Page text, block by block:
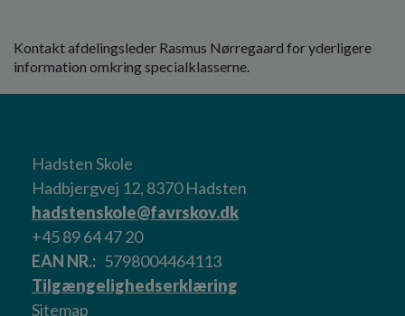
Kontakt afdelingsleder Rasmus Nørregaard for yderligere
information omkring specialklasserne.
Hadsten Skole
Hadbjergvej 12, 8370 Hadsten
hadstenskole@favrskov.dk
+45 89 64 47 20
EAN NR.
5798004464113
Tilgængelighedserklæring
Sitemap